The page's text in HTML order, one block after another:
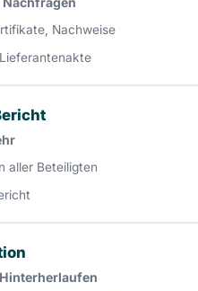
Nachweise
aller Beteiligten